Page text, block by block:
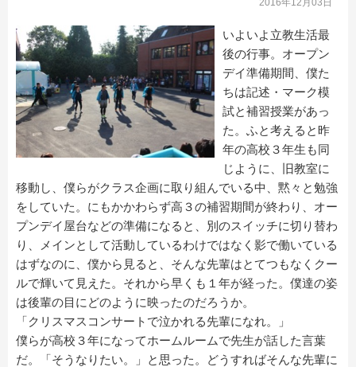
いよいよ立教生活最
後の行事。オープン
デイ準備期間、僕た
ちは記述・マーク模
試と補習授業があっ
た。ふと考えると昨
年の高校３年生も同
じように、旧教室に
移動し、僕らがクラス企画に取り組んでいる中、黙々と勉強
をしていた。にもかかわらず高３の補習期間が終わり、オー
プンデイ屋台などの準備になると、別のスイッチに切り替わ
り、メインとして活動しているわけではなく影で働いている
はずなのに、僕から見ると、そんな先輩はとてつもなくクー
ルで輝いて見えた。それから早くも１年が経った。僕達の姿
は後輩の目にどのように映ったのだろうか。
「クリスマスコンサートで泣かれる先輩になれ。」
僕らが高校３年になってホームルームで先生が話した言葉
だ。「そうなりたい。」と思った。どうすればそんな先輩に